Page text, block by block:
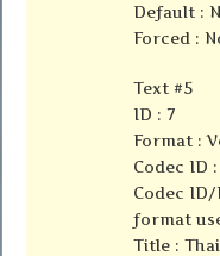
Default :
Forced :
Text #5
ID : 7
Format :
Codec ID :
Codec
format
Title :